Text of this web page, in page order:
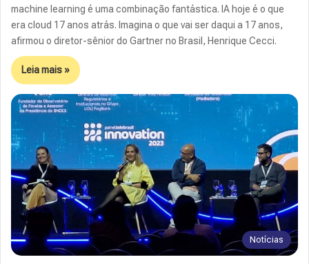
machine learning é uma combinação fantástica. IA hoje é o que
era cloud 17 anos atrás. Imagina o que vai ser daqui a 17 anos,
afirmou o diretor-sênior do Gartner no Brasil, Henrique Cecci.
Leia mais »
Notícias